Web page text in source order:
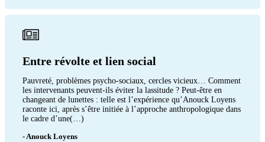
Entre révolte et lien social
Pauvreté, problèmes psycho-sociaux, cercles vicieux… Comment
les intervenants peuvent-ils éviter la lassitude ? Peut-être en
changeant de lunettes : telle est l’expérience qu’Anouck Loyens
raconte ici, après s’être initiée à l’approche anthropologique dans
le cadre d’une(…)
- Anouck Loyens